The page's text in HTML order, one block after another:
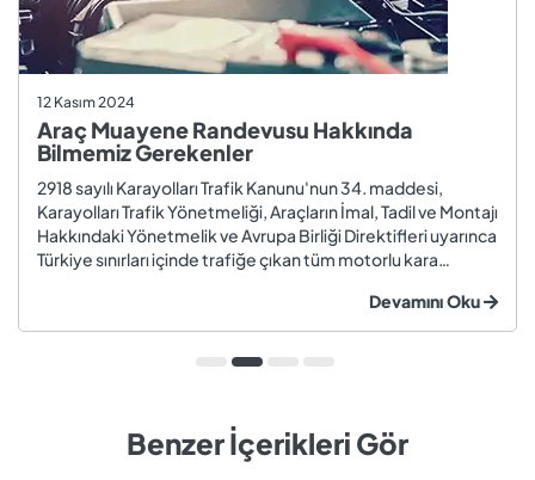
12 Kasım 2024
Araç Muayene Randevusu Hakkında
Bilmemiz Gerekenler
2918 sayılı Karayolları Trafik Kanunu'nun 34. maddesi,
Karayolları Trafik Yönetmeliği, Araçların İmal, Tadil ve Montajı
Hakkındaki Yönetmelik ve Avrupa Birliği Direktifleri uyarınca
Türkiye sınırları içinde trafiğe çıkan tüm motorlu kara
zorundadır. Araç muayenesi; otomobil, motosiklet,
kamyon, kamyo...
Devamını Oku
Benzer İçerikleri Gör